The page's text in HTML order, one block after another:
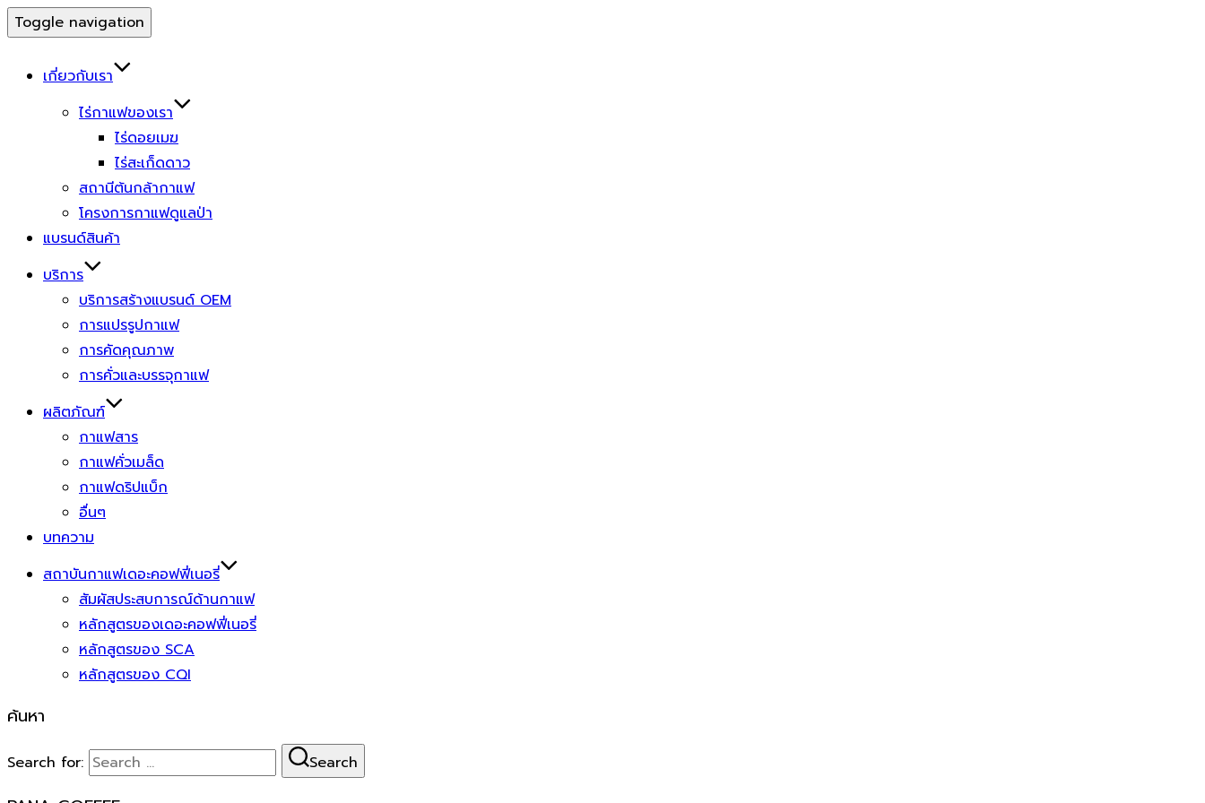
Toggle navigation
เกี่ยวกับเรา
ไร่กาแฟของเรา
ไร่ดอยเมฆ
ไร่สะเก็ดดาว
สถานีต้นกล้ากาแฟ
โครงการกาแฟดูแลป่า
แบรนด์สินค้า
บริการ
บริการสร้างแบรนด์ OEM
การแปรรูปกาแฟ
การคัดคุณภาพ
การคั่วและบรรจุกาแฟ
ผลิตภัณฑ์
กาแฟสาร
กาแฟคั่วเมล็ด
กาแฟดริปแบ็ก
อื่นๆ
บทความ
สถาบันกาแฟเดอะคอฟฟี่เนอรี่
สัมผัสประสบการณ์ด้านกาแฟ
หลักสูตรของเดอะคอฟฟี่เนอรี่
หลักสูตรของ SCA
หลักสูตรของ CQI
ค้นหา
Search for: Search